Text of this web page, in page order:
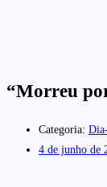
“Morreu
Categoria:
4 de junho de